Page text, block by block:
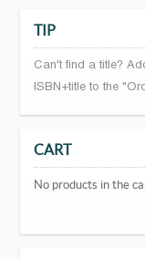
TIP
Can't find a title?
ISBN+title to the
CART
No products in the